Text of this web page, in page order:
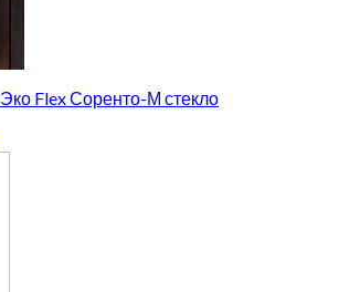
Flex Соренто-М стекло